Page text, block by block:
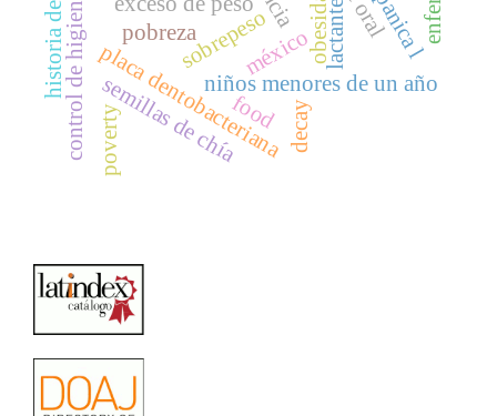
lactante
sobrepeso obesidad
niños menores de un año
placa dentobacteriana
control de higiene bucal decay
semillas de chía
pobreza méxico
food
poverty